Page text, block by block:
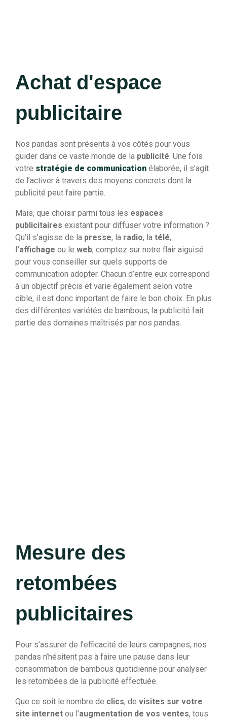
Achat d'espace
publicitaire
Nos pandas sont présents à vos côtés pour vous
guider dans ce vaste monde de la publicité. Une fois
votre stratégie de communication élaborée, il s’agit
de l’activer à travers des moyens concrets dont la
publicité peut faire partie.
Mais, que choisir parmi tous les espaces
publicitaires existant pour diffuser votre information ?
Qu’il s’agisse de la presse, la radio, la télé,
l’affichage ou le web, comptez sur notre flair aiguisé
pour vous conseiller sur quels supports de
communication adopter. Chacun d’entre eux correspond
à un objectif précis et varie également selon votre
cible, il est donc important de faire le bon choix. En plus
des différentes variétés de bambous, la publicité fait
partie des domaines maîtrisés par nos pandas.
Mesure des
retombées
publicitaires
Pour s’assurer de l’efficacité de leurs campagnes, nos
pandas n’hésitent pas à faire une pause dans leur
consommation de bambous quotidienne pour analyser
les retombées de la publicité effectuée.
Que ce soit le nombre de clics, de visites sur votre
site internet ou l’augmentation de vos ventes, tous